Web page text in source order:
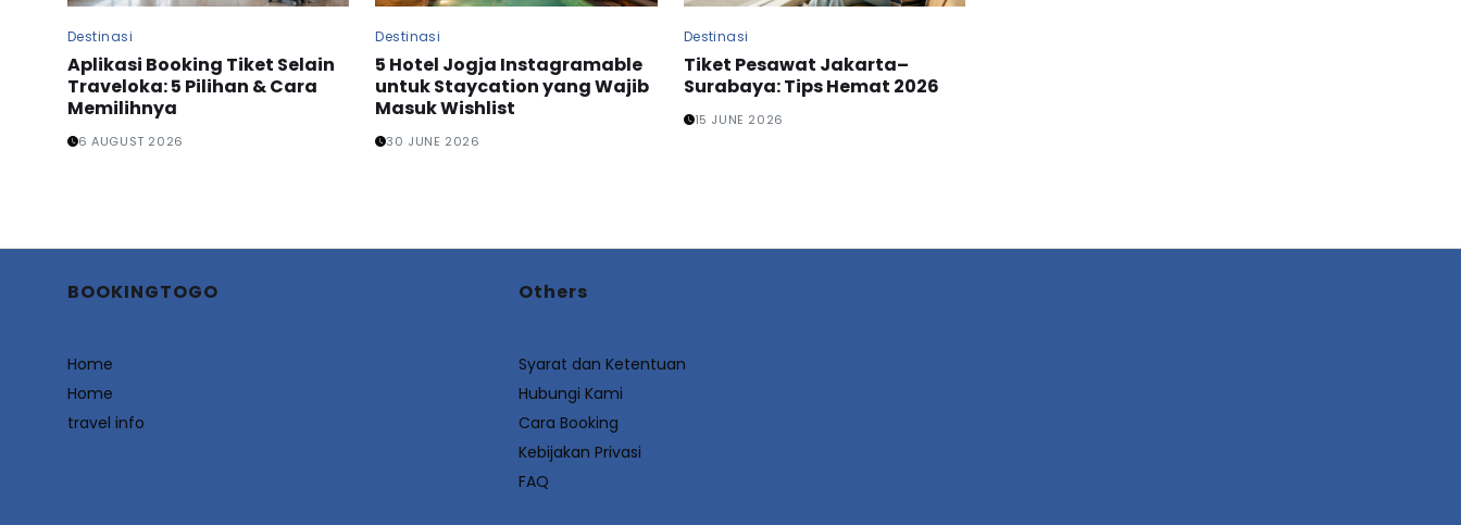
Destinasi
Aplikasi Booking Tiket Selain
Traveloka: 5 Pilihan & Cara
Memilihnya
6 AUGUST 2026
Destinasi
5 Hotel Jogja Instagramable
untuk Staycation yang Wajib
Masuk Wishlist
30 JUNE 2026
Destinasi
Tiket Pesawat Jakarta–
Surabaya: Tips Hemat 2026
15 JUNE 2026
BOOKINGTOGO
Home
Home
travel info
Others
Syarat dan Ketentuan
Hubungi Kami
Cara Booking
Kebijakan Privasi
FAQ